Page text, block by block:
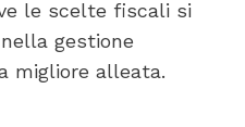
le scelte fiscali si
gestione
migliore alleata.